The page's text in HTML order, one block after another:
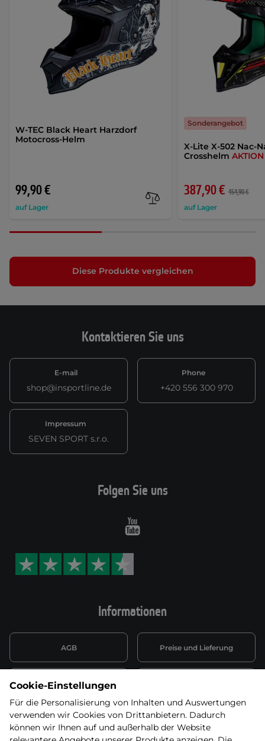
W-TEC Black Heart Harzdorf
Motocross-Helm
99,90 €
auf Lager
X-Lite X-502 Nac-
CrosshelmAKTION
387,90 € 454,90 €
auf Lager
Sonderangebot
Diese Produkte vergleichen
Kontaktieren Sie uns
E-mail
shop@insportline.de
Phone
+420 556 300 970
Impressum
SEVEN SPORT s.r.o.
Informationen
AGB Preise und Lieferung
Datenschutzerklärung
Wiederufsbelehrung mit Link
zum Formular
Batterieentsorgung
Folgen Sie uns
Youtube
Cookie-Einstellungen
Für die Personalisierung von Inhalten und Auswertungen
verwenden wir Cookies von Drittanbietern. Dadurch
können wir Ihnen auf und außerhalb der Website